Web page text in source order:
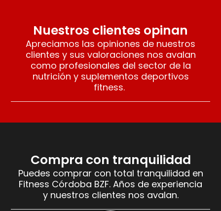
Nuestros clientes opinan
Apreciamos las opiniones de nuestros
clientes y sus valoraciones nos avalan
como profesionales del sector de la
nutrición y suplementos deportivos
fitness.
Compra con tranquilidad
Puedes comprar con total tranquilidad en
Fitness Córdoba BZF. Años de experiencia
y nuestros clientes nos avalan.